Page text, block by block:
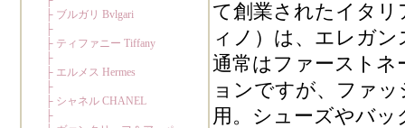
て創業されたイタリ
ィノ）は、エレガ
通常はファーストネ
ョンですが、ファ
用。シューズやバ